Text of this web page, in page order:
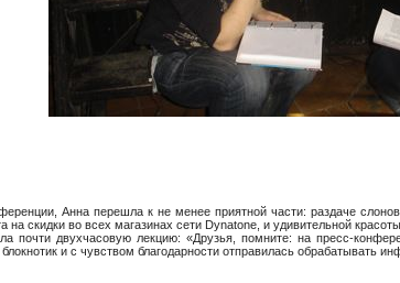
Анна перешла к не менее приятной части: раздаче
на скидки во всех магазинах сети Dynatone, и удивительной
почти двухчасовую лекцию: «Друзья, помните: на пресс-
и с чувством благодарности отправилась обрабатывать